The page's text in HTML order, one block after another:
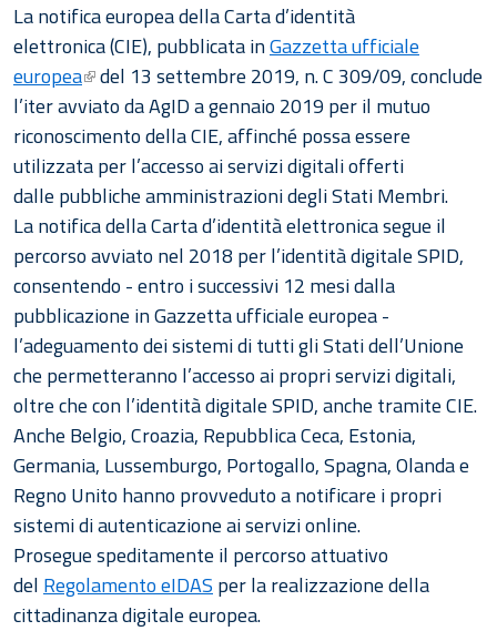
La notifica europea della Carta d’identità
elettronica (CIE), pubblicata inGazzetta ufficiale
europea del 13 settembre 2019, n. C 309/09, conclude
l’iter avviato da AgID a gennaio 2019 per il mutuo
riconoscimento della CIE, affinché possa essere
utilizzata per l’accesso ai servizi digitali offerti
dalle pubbliche amministrazioni degli Stati Membri.
La notifica della Carta d’identità elettronica segue il
percorso avviato nel 2018 per l’identità digitale SPID,
consentendo - entro i successivi 12 mesi dalla
pubblicazione in Gazzetta ufficiale europea -
l’adeguamento dei sistemi di tutti gli Stati dell’Unione
che permetteranno l’accesso ai propri servizi digitali,
oltre che con l’identità digitale SPID, anche tramite CIE.
Anche Belgio, Croazia, Repubblica Ceca, Estonia,
Germania, Lussemburgo, Portogallo, Spagna, Olanda e
Regno Unito hanno provveduto a notificare i propri
sistemi di autenticazione ai servizi online.
Prosegue speditamente il percorso attuativo
del Regolamento eIDAS per la realizzazione della
cittadinanza digitale europea.